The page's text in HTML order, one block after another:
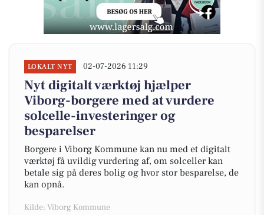
LOKALT NYT 02-07-2026 11:29
Nyt digitalt værktøj hjælper
Viborg-borgere med at vurdere
solcelle-investeringer og
besparelser
Borgere i Viborg Kommune kan nu med et digitalt
værktøj få uvildig vurdering af, om solceller kan
betale sig på deres bolig og hvor stor besparelse, de
kan opnå.
Kilde: Viborg Kommune